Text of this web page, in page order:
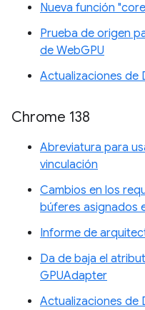
Nueva función
Prueba de origen
de WebGPU
Actualizaciones de
Chrome 138
Abreviatura para
vinculación
Cambios en los
búferes asignados
Informe de
Da de baja el
GPUAdapter
Actualizaciones de